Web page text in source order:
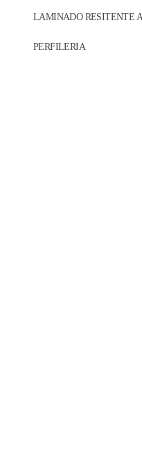
LAMINADO RESITENTE
PERFILERIA